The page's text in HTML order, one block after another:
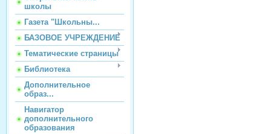
школы
Газета "Школьны...
БАЗОВОЕ УЧРЕЖДЕНИЕ
Тематические страницы
Библиотека
Дополнительное
образ...
Навигатор
дополнительного
образования